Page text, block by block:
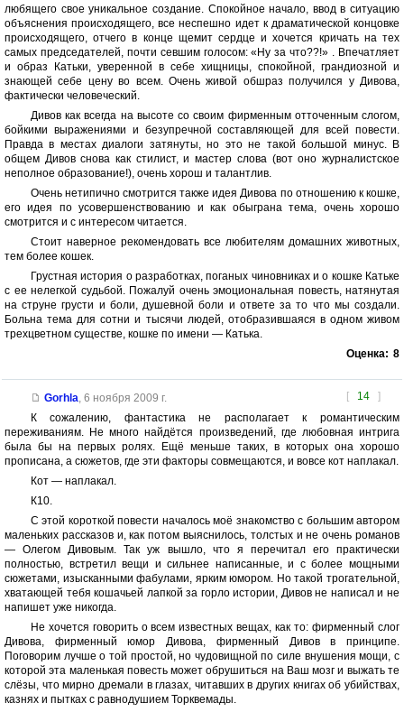
любящего свое уникальное создание. Спокойное начало, ввод в ситуацию
объяснения происходящего, все неспешно идет к драматической концовке
происходящего, отчего в конце щемит сердце и хочется кричать на тех
самых председателей, почти севшим голосом: «Ну за что??!» . Впечатляет
и образ Катьки, уверенной в себе хищницы, спокойной, грандиозной и
знающей себе цену во всем. Очень живой обшраз получился у Дивова,
фактически человеческий.
Дивов как всегда на высоте со своим фирменным отточенным слогом,
бойкими выражениями и безупречной составляющей для всей повести.
Правда в местах диалоги затянуты, но это не такой большой минус. В
общем Дивов снова как стилист, и мастер слова (вот оно журналистское
неполное образование!), очень хорош и талантлив.
Очень нетипично смотрится также идея Дивова по отношению к кошке,
его идея по усовершенствованию и как обыграна тема, очень хорошо
смотрится и с интересом читается.
Стоит наверное рекомендовать все любителям домашних животных,
тем более кошек.
Грустная история о разработках, поганых чиновниках и о кошке Катьке
с ее нелегкой судьбой. Пожалуй очень эмоциональная повесть, натянутая
на струне грусти и боли, душевной боли и ответе за то что мы создали.
Больна тема для сотни и тысячи людей, отобразившаяся в одном живом
трехцветном существе, кошке по имени — Катька.
Оценка: 8
[ 14 ]
Gorhla, 6 ноября 2009 г.
К сожалению, фантастика не располагает к романтическим
переживаниям. Не много найдётся произведений, где любовная интрига
была бы на первых ролях. Ещё меньше таких, в которых она хорошо
прописана, а сюжетов, где эти факторы совмещаются, и вовсе кот наплакал.
Кот — наплакал.
К10.
С этой короткой повести началось моё знакомство с большим автором
маленьких рассказов и, как потом выяснилось, толстых и не очень романов
— Олегом Дивовым. Так уж вышло, что я перечитал его практически
полностью, встретил вещи и сильнее написанные, и с более мощными
сюжетами, изысканными фабулами, ярким юмором. Но такой трогательной,
хватающей тебя кошачьей лапкой за горло истории, Дивов не написал и не
напишет уже никогда.
Не хочется говорить о всем известных вещах, как то: фирменный слог
Дивова, фирменный юмор Дивова, фирменный Дивов в принципе.
Поговорим лучше о той простой, но чудовищной по силе внушения мощи, с
которой эта маленькая повесть может обрушиться на Ваш мозг и выжать те
слёзы, что мирно дремали в глазах, читавших в других книгах об убийствах,
казнях и пытках с равнодушием Торквемады.